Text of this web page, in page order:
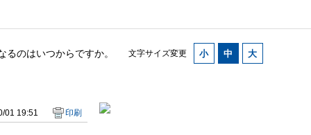
文字サイズ変更
のはいつからですか。
01 19:51 印刷